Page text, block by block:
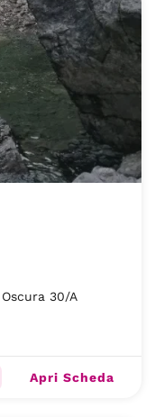
30/A
Apri Scheda